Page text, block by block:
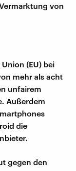
von
(EU) bei
mehr als acht
unfairem
Außerdem
die
gegen den